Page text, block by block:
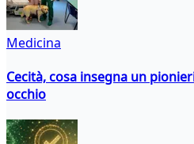
Medicina
Cecità, cosa insegna un
occhio